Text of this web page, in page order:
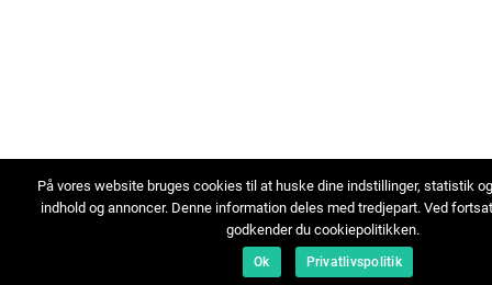
På vores website bruges cookies til at huske dine indstillinger, statistik
indhold og annoncer. Denne information deles med tredjepart. Ved
godkender du cookiepolitikken.
Ok Privatlivspolitik